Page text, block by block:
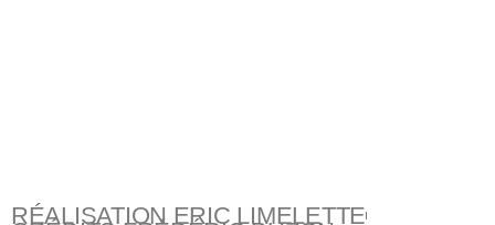
RÉALISATION ERIC LIMELETTE